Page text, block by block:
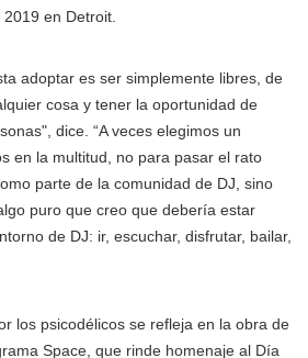
en Detroit.
adoptar es ser simplemente libres, de
cosa y tener la oportunidad de
dice. “A veces elegimos un
en la multitud, no para pasar el rato
parte de la comunidad de DJ, sino
puro que creo que debería estar
de DJ: ir, escuchar, disfrutar, bailar,
los psicodélicos se refleja en la obra de
Space, que rinde homenaje al Día